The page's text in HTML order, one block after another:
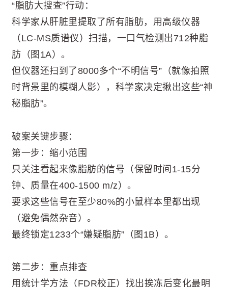
“脂肪大搜查”行动：
科学家从肝脏里提取了所有脂肪，用高级仪器
（LC-MS质谱仪）扫描，一口气检测出712种脂
肪（图1A）。
但仪器还扫到了8000多个“不明信号”（就像拍照
时背景里的模糊人影），科学家决定揪出这些“神
秘脂肪”。
破案关键步骤：
第一步：缩小范围
只关注看起来像脂肪的信号（保留时间1-15分
钟、质量在400-1500 m/z）。
要求这些信号在至少80%的小鼠样本里都出现
（避免偶然杂音）。
最终锁定1233个“嫌疑脂肪”（图1B）。
第二步：重点排查
用统计学方法（FDR校正）找出挨冻后变化最明